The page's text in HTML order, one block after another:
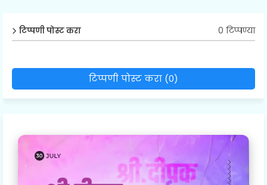
टिप्पणी पोस्ट करा 0 टिप्पण्या
टिप्पणी पोस्ट करा (0)